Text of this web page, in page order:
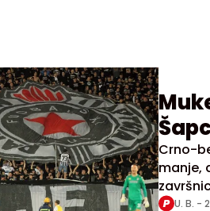
Crno-
manje,
U. B. -